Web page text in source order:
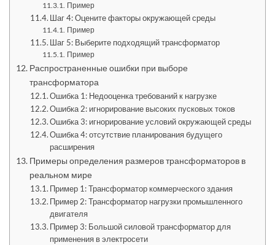
Пример
Шаг 4: Оцените факторы окружающей среды
Пример
Шаг 5: Выберите подходящий трансформатор
Пример
Распространенные ошибки при выборе
трансформатора
Ошибка 1: Недооценка требований к нагрузке
Ошибка 2: игнорирование высоких пусковых токов
Ошибка 3: игнорирование условий окружающей среды
Ошибка 4: отсутствие планирования будущего
расширения
Примеры определения размеров трансформаторов в
реальном мире
Пример 1: Трансформатор коммерческого здания
Пример 2: Трансформатор нагрузки промышленного
двигателя
Пример 3: Большой силовой трансформатор для
применения в электросети